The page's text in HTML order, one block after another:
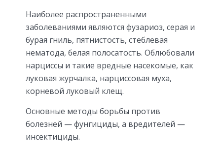
Наиболее распространенными
заболеваниями являются фузариоз, серая и
бурая гниль, пятнистость, стеблевая
нематода, белая полосатость. Облюбовали
нарциссы и такие вредные насекомые, как
луковая журчалка, нарциссовая муха,
корневой луковый клещ.
Основные методы борьбы против
болезней — фунгициды, а вредителей —
инсектициды.